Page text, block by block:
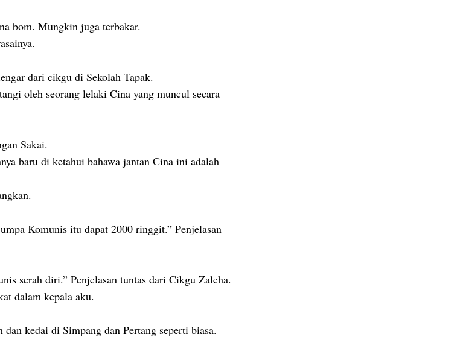
bom. Mungkin juga terbakar.
dari cikgu di Sekolah Tapak.
oleh seorang lelaki Cina yang muncul secara
Sakai.
baru di ketahui bahawa jantan Cina ini adalah
Komunis itu dapat 2000 ringgit.” Penjelasan
serah diri.” Penjelasan tuntas dari Cikgu Zaleha.
dalam kepala aku.
kedai di Simpang dan Pertang seperti biasa.